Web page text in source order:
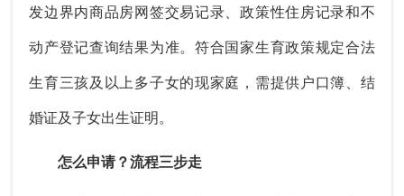
发边界内商品房网签交易记录、政策性住房记录和不
动产登记查询结果为准。符合国家生育政策规定合法
生育三孩及以上多子女的现家庭，需提供户口簿、结
婚证及子女出生证明。
怎么申请？流程三步走